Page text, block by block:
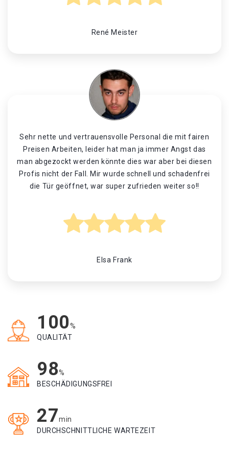
René Meister
Sehr nette und vertrauensvolle Personal die mit fairen
Preisen Arbeiten, leider hat man ja immer Angst das
man abgezockt werden könnte dies war aber bei diesen
Profis nicht der Fall. Mir wurde schnell und schadenfrei
die Tür geöffnet, war super zufrieden weiter so!!
Elsa Frank
100%
QUALITÄT
98%
BESCHÄDIGUNGSFREI
27min
DURCHSCHNITTLICHE WARTEZEIT